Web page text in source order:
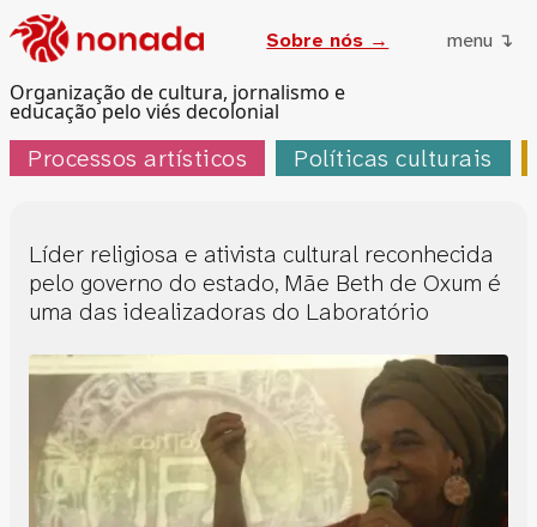
Organização de cultura, jornalismo e
educação pelo viés decolonial
Sobre nós → menu ↴
Processos artísticos Políticas culturais
Líder religiosa e ativista cultural reconhecida
pelo governo do estado, Mãe Beth de Oxum é
uma das idealizadoras do Laboratório